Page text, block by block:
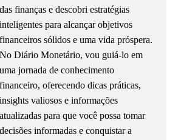
das finanças e descobri estratégias
inteligentes para alcançar objetivos
financeiros sólidos e uma vida próspera.
No Diário Monetário, vou guiá-lo em
uma jornada de conhecimento
financeiro, oferecendo dicas práticas,
insights valiosos e informações
atualizadas para que você possa tomar
decisões informadas e conquistar a